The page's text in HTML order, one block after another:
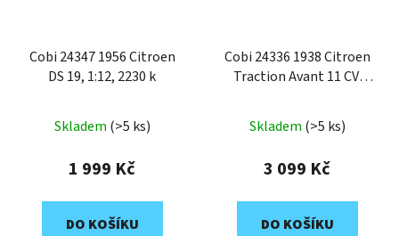
Cobi 24347 1956 Citroen
DS 19, 1:12, 2230 k
Skladem (>5 ks)
1 999 Kč
DO KOŠÍKU
Cobi 24336 1938 Citroen
Traction Avant 11 CV,
edition
Skladem (>5 ks)
3 099 Kč
DO KOŠÍKU